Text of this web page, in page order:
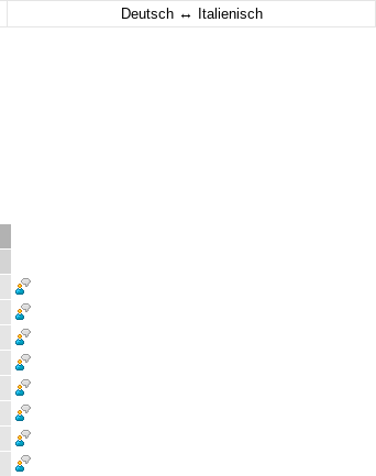
Deutsch ↔ Italienisch